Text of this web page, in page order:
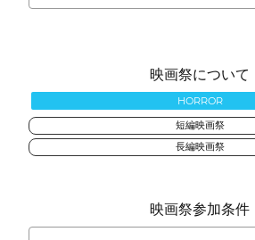
映画祭について
HORROR
短編映画祭
長編映画祭
映画祭参加条件